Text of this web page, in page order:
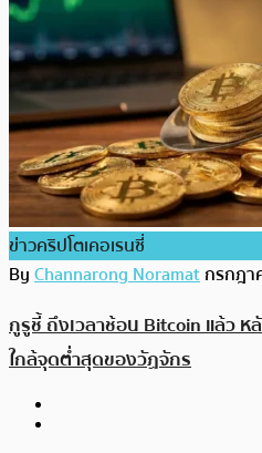
ข่าวคริปโตเคอเรนซี่
ByChannarong Noramatกรกฎา
กูรูชี้ ถึงเวลาช้อน Bitcoin แล้ว
ใกล้จุดต่ำสุดของวัฏจักร